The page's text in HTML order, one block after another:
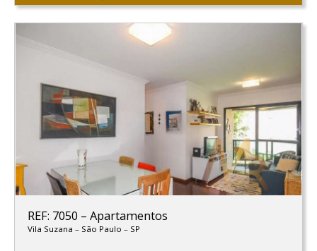
REF: 7050 – Apartamentos
Vila Suzana – São Paulo – SP